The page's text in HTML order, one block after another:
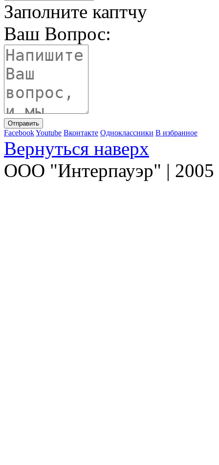
Заполните каптчу
Ваш Вопрос:
FacebookYoutube Вконтакте Одноклассники В избранное
Вернуться наверх
ООО "Интерпауэр" | 2005